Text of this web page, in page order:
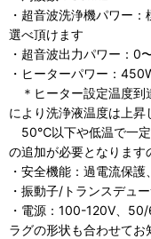
・超音波洗浄機パワー
選べ頂けます
・超音波出力パワー：0
・ヒーターパワー：
＊ヒーター設定温度到
により洗浄液温度は上昇
50℃以下や低温で一定
の追加が必要となりま
・安全機能：過電流保
・振動子/トランスデュ
・電源：100-120V、
ラグの形状も合わせてお